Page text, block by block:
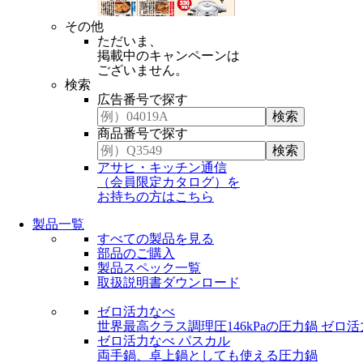
その他
ただいま、
掲載中のキャンペーンは
ございません。
検索
広告番号で探す
商品番号で探す
アサヒ・キッチン通信
（会員限定カタログ）を
お持ちの方はこちら
製品一覧
すべての製品を見る
部品のご購入
製品スペック一覧
取扱説明書ダウンロード
ゼロ活力なべ
世界最高クラス調理圧146kPaの圧力鍋 ゼロ活
ゼロ活力なべ パスカル
両手鍋、卓上鍋としても使える圧力鍋